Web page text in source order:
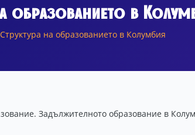
образованието в
Структура на образованието в Колумбия
Задължителното образование в